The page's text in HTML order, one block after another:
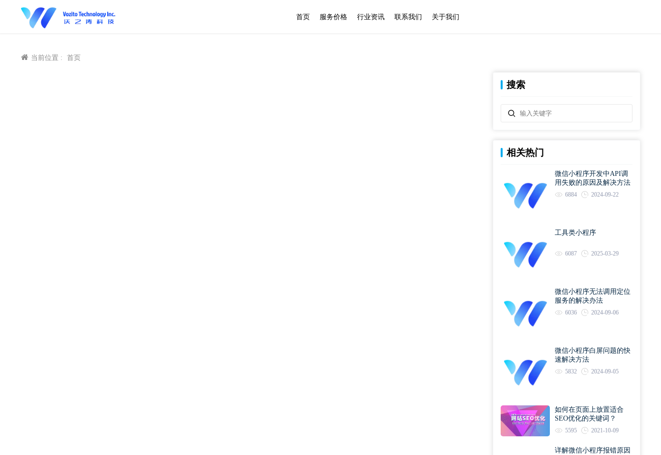
首页 服务价格 行业资讯 联系我们 关于我们
当前位置 : 首页
搜索
相关热门
微信小程序开发中API调
用失败的原因及解决方法
6884 2024-09-22
工具类小程序
6087 2025-03-29
微信小程序无法调用定位
服务的解决办法
6036 2024-09-06
微信小程序白屏问题的快
速解决方法
5832 2024-09-05
如何在页面上放置适合
SEO优化的关键词？
5595 2021-10-09
详解微信小程序报错原因